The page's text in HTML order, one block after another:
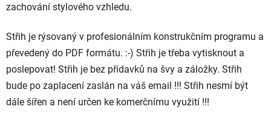
zachování stylového vzhledu.
Střih je rýsovaný v profesionálním konstrukčním programu a
převedený do PDF formátu. :-) Střih je třeba vytisknout a
poslepovat! Střih je bez přídavků na švy a záložky. Střih
bude po zaplacení zaslán na váš email !!! Střih nesmí být
dále šířen a není určen ke komerčnímu využití !!!